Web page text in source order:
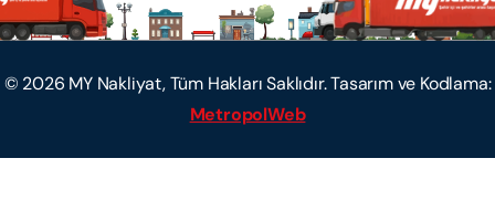
© 2026 MY Nakliyat, Tüm Hakları Saklıdır. Tasarım ve Kodlama:
MetropolWeb